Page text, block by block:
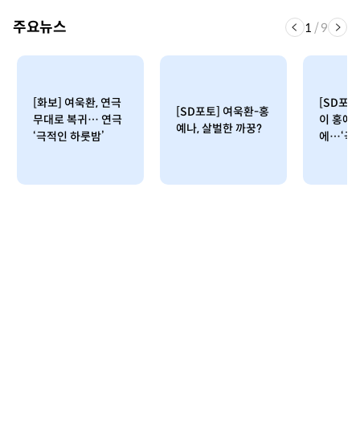
주요뉴스 1 /9
[화보] 여욱환, 연극
무대로 복귀… 연극
‘극적인 하룻밤’
[SD포토] 여욱환-홍
예나, 살벌한 까꿍?
[SD포
이 홍예
에…‘극